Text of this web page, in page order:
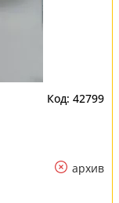
42799
архив